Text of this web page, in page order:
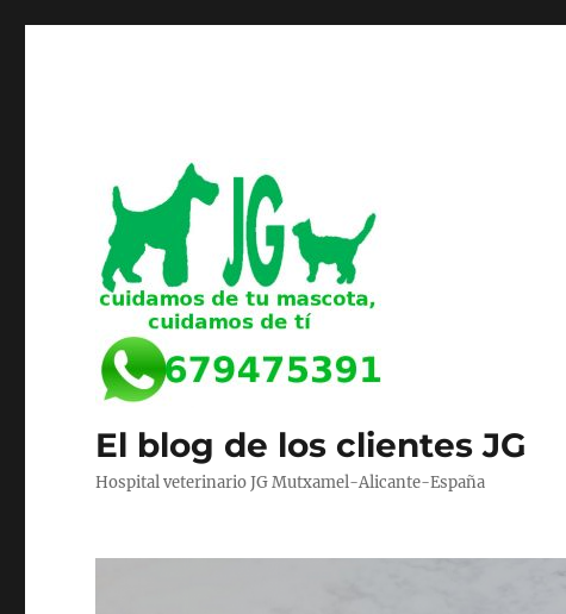
El blog de los clientes JG
Hospital veterinario JG Mutxamel-Alicante-España